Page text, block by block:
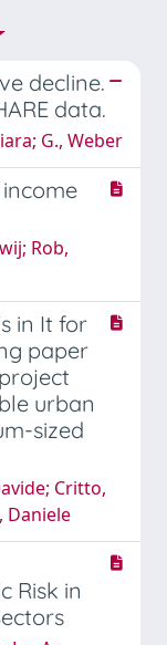
decline.
data.
G., Weber
Rob,
in It for
paper
urban
sized
Critto,
Daniele
Risk in